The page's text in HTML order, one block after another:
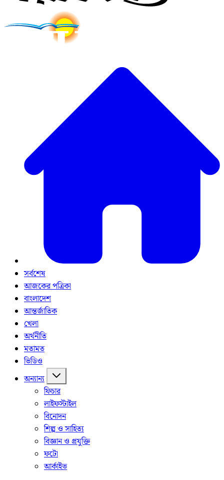
সর্বশেষ
আজকের পত্রিকা
বাংলাদেশ
আন্তর্জাতিক
খেলা
অর্থনীতি
মতামত
ভিডিও
অন্যান্য
ফিচার
লাইফস্টাইল
বিনোদন
শিল্প ও সাহিত্য
বিজ্ঞান ও প্রযুক্তি
ফটো
আর্কাইভ